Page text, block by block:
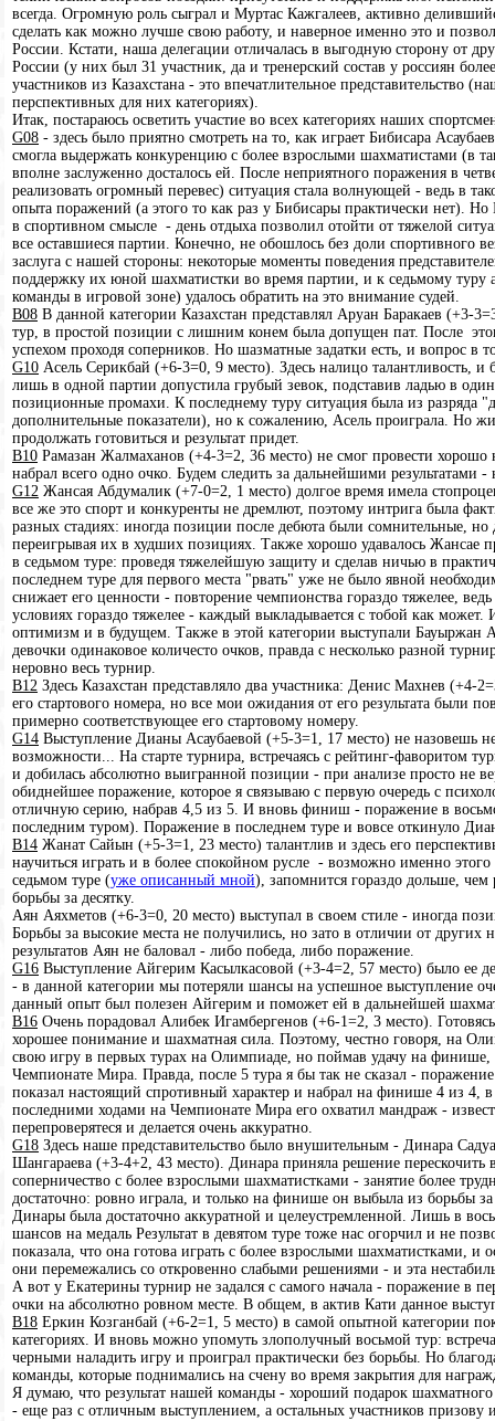
всегда. Огромную роль сыграл и Муртас Кажгалеев, активно
сделать как можно лучше свою работу, и наверное именно это и
России. Кстати, наша делегации отличалась в выгодную сторону от
России (у них был 31 участник, да и тренерский состав у россиян
участников из Казахстана - это впечатлительное представительство
перспективных для них категориях).
Итак, постараюсь осветить участие во всех категориях наших
G08 - здесь было приятно смотреть на то, как играет Бибисара
смогла выдержать конкуренцию с более взрослыми шахматистами (в
вполне заслуженно досталось ей. После неприятного поражения в
реализовать огромный перевес) ситуация стала волнующей - ведь в
опыта поражений (а этого то как раз у Бибисары практически нет).
в спортивном смысле - день отдыха позволил отойти от тяжелой
все оставшиеся партии. Конечно, не обошлось без доли спортивного
заслуга с нашей стороны: некоторые моменты поведения
поддержку их юной шахматистки во время партии, и к седьмому
команды в игровой зоне) удалось обратить на это внимание судей.
B08 В данной категории Казахстан представлял Аруан Баракаев (+3-
тур, в простой позиции с лишним конем была допущен пат. После
успехом проходя соперников. Но шазматные задатки есть, и вопрос в
G10 Асель Серикбай (+6-3=0, 9 место). Здесь налицо талантливость,
лишь в одной партии допустила грубый зевок, подставив ладью в
позиционные промахи. К последнему туру ситуация была из разряда
дополнительные показатели), но к сожалению, Асель проиграла. Но
продолжать готовиться и результат придет.
B10 Рамазан Жалмаханов (+4-3=2, 36 место) не смог провести хорошо
набрал всего одно очко. Будем следить за дальнейшими
G12 Жансая Абдумалик (+7-0=2, 1 место) долгое время имела
все же это спорт и конкуренты не дремлют, поэтому интрига была
разных стадиях: иногда позиции после дебюта были сомнительные,
переигрывая их в худших позициях. Также хорошо удавалось Жансае
в седьмом туре: проведя тяжелейшую защиту и сделав ничью в
последнем туре для первого места "рвать" уже не было явной
снижает его ценности - повторение чемпионства гораздо тяжелее,
условиях гораздо тяжелее - каждый выкладывается с тобой как
оптимизм и в будущем. Также в этой категории выступали
девочки одинаковое количесто очков, правда с несколько разной
неровно весь турнир.
B12 Здесь Казахстан представляло два участника: Денис Махнев
его стартового номера, но все мои ожидания от его результата были
примерно соответствующее его стартовому номеру.
G14 Выступление Дианы Асаубаевой (+5-3=1, 17 место) не
возможности... На старте турнира, встречаясь с рейтинг-фаворитом
и добилась абсолютно выигранной позиции - при анализе просто не
обиднейшее поражение, которое я связываю с первую очередь с
отличную серию, набрав 4,5 из 5. И вновь финиш - поражение в
последним туром). Поражение в последнем туре и вовсе откинуло
B14 Жанат Сайын (+5-3=1, 23 место) талантлив и здесь его
научиться играть и в более спокойном русле - возможно именно
седьмом туре (уже описанный мной), запомнится гораздо дольше,
борьбы за десятку.
Аян Аяхметов (+6-3=0, 20 место) выступал в своем стиле - иногда
Борьбы за высокие места не получились, но зато в отличии от
результатов Аян не баловал - либо победа, либо поражение.
G16 Выступление Айгерим Касылкасовой (+3-4=2, 57 место) было ее
- в данной категории мы потеряли шансы на успешное выступление
данный опыт был полезен Айгерим и поможет ей в дальнейшей
B16 Очень порадовал Алибек Игамбергенов (+6-1=2, 3 место).
хорошее понимание и шахматная сила. Поэтому, честно говоря, на
свою игру в первых турах на Олимпиаде, но поймав удачу на
Чемпионате Мира. Правда, после 5 тура я бы так не сказал -
показал настоящий спротивный характер и набрал на финише 4 из
последними ходами на Чемпионате Мира его охватил мандраж -
перепроверятеся и делается очень аккуратно.
G18 Здесь наше представительство было внушительным - Динара
Шангараева (+3-4+2, 43 место). Динара приняла решение
соперничество с более взрослыми шахматистками - занятие более
достаточно: ровно играла, и только на финише он выбыла из борьбы
Динары была достаточно аккуратной и целеустремленной. Лишь в
шансов на медаль Результат в девятом туре тоже нас огорчил и не
показала, что она готова играть с более взрослыми шахматистками,
они перемежались со откровенно слабыми решениями - и эта
А вот у Екатерины турнир не задался с самого начала - поражение в
очки на абсолютно ровном месте. В общем, в актив Кати данное
B18 Еркин Козганбай (+6-2=1, 5 место) в самой опытной категории
категориях. И вновь можно упомуть злополучный восьмой тур:
черными наладить игру и проиграл практически без борьбы. Но
команды, которые поднимались на счену во время закрытия для
Я думаю, что результат нашей команды - хороший подарок
- еще раз с отличным выступлением, а остальных участников призову